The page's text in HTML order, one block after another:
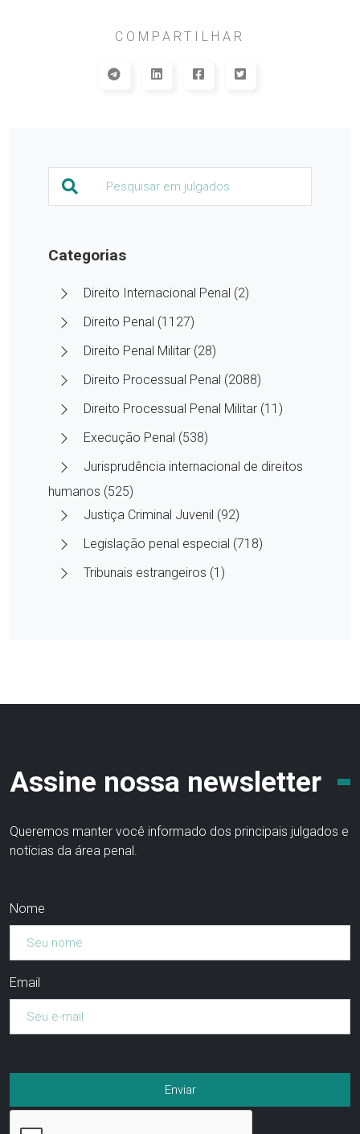
COMPARTILHAR
Categorias
Direito Internacional Penal (2)
Direito Penal (1127)
Direito Penal Militar (28)
Direito Processual Penal (2088)
Direito Processual Penal Militar (11)
Execução Penal (538)
Jurisprudência internacional de direitos
humanos (525)
Justiça Criminal Juvenil (92)
Legislação penal especial (718)
Tribunais estrangeiros (1)
Assine nossa newsletter
Queremos manter você informado dos principais julgados e
notícias da área penal.
Nome
Email